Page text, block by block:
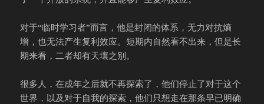
对于“临时学习者”而言，他是封闭的体系，无力对抗熵
增，也无法产生复利效应。短期内自然看不出来，但是长
期来看，二者却有天壤之别。
很多人，在成年之后就不再探索了，他们停止了对于这个
世界，以及对于自我的探索，他们只想走在那条早已明确